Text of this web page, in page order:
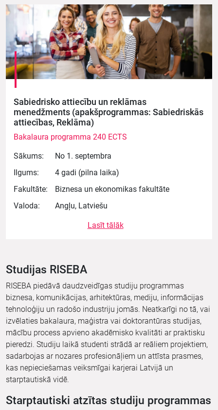
Sabiedrisko attiecību un reklāmas
menedžments (apakšprogrammas: Sabiedriskās
attiecības, Reklāma)
Bakalaura programma 240 ECTS
Sākums:
No 1. septembra
Ilgums:
4 gadi (pilna laika)
Fakultāte:
Biznesa un ekonomikas fakultāte
Valoda:
Angļu, Latviešu
Lasīt tālāk
Studijas RISEBA
RISEBA piedāvā daudzveidīgas studiju programmas
biznesa, komunikācijas, arhitektūras, mediju, informācijas
tehnoloģiju un radošo industriju jomās. Neatkarīgi no tā, vai
izvēlaties bakalaura, maģistra vai doktorantūras studijas,
mācību process apvieno akadēmisko kvalitāti ar praktisku
pieredzi. Studiju laikā studenti strādā ar reāliem projektiem,
sadarbojas ar nozares profesionāļiem un attīsta prasmes,
kas nepieciešamas veiksmīgai karjerai Latvijā un
starptautiskā vidē.
Starptautiski atzītas studiju programmas